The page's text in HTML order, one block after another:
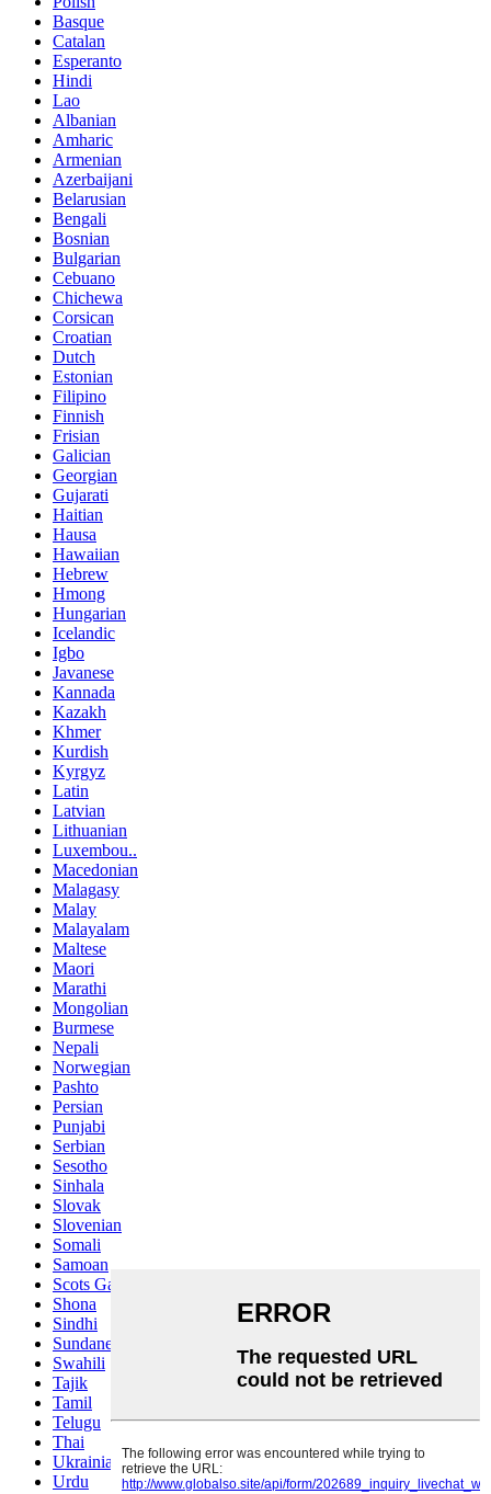
Basque
Catalan
Esperanto
Hindi
Lao
Albanian
Amharic
Armenian
Azerbaijani
Belarusian
Bengali
Bosnian
Bulgarian
Cebuano
Chichewa
Corsican
Croatian
Dutch
Estonian
Filipino
Finnish
Frisian
Galician
Georgian
Gujarati
Haitian
Hausa
Hawaiian
Hebrew
Hmong
Hungarian
Icelandic
Igbo
Javanese
Kannada
Kazakh
Khmer
Kurdish
Kyrgyz
Latin
Latvian
Lithuanian
Luxembou..
Macedonian
Malagasy
Malay
Malayalam
Maltese
Maori
Marathi
Mongolian
Burmese
Nepali
Norwegian
Pashto
Persian
Punjabi
Serbian
Sesotho
Sinhala
Slovak
Slovenian
Somali
Samoan
Scots Gaelic
Shona
Sindhi
Sundanese
Swahili
Tajik
Tamil
Telugu
Thai
Ukrainian
Urdu